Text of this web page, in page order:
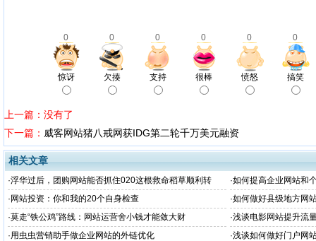
0 0 0 0 0 0
惊讶 欠揍 支持 很棒 愤怒 搞笑
上一篇：没有了
下一篇： 威客网站猪八戒网获IDG第二轮千万美元融资
相关文章
·浮华过后，团购网站能否抓住020这根救命稻草顺利转
型？
·如何提高企业网站和
· 网站投资：你和我的20个自身检查 ·如何做好县级地方网
·莫走“铁公鸡”路线：网站运营舍小钱才能敛大财 ·浅谈电影网站提升流
·用虫虫营销助手做企业网站的外链优化 ·浅谈如何做好门户网